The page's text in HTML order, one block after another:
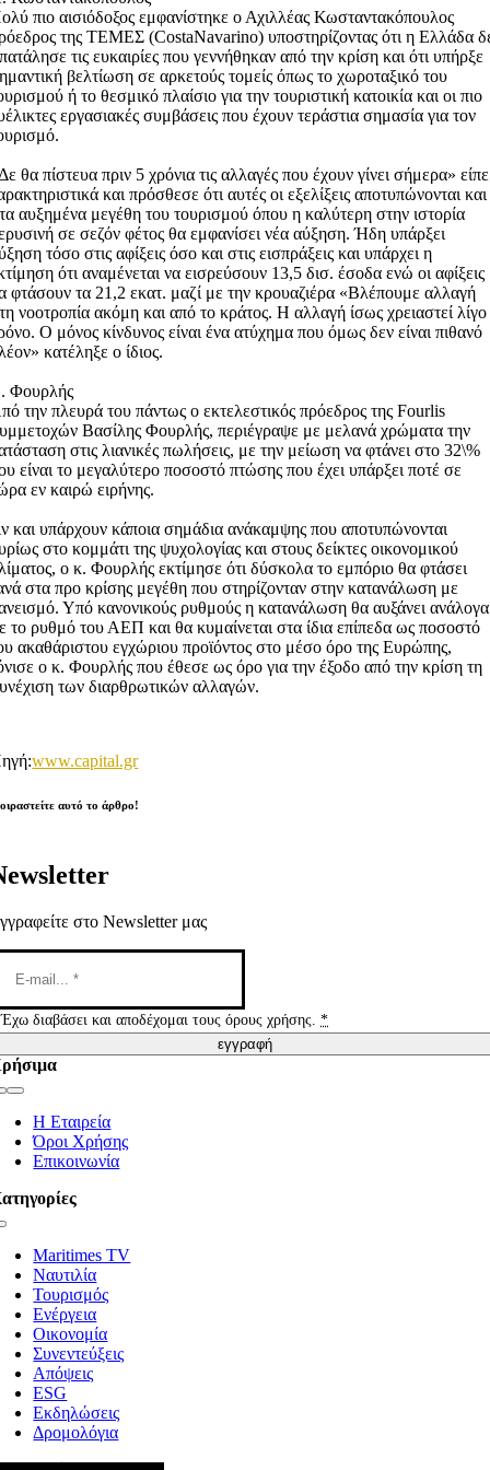
πιο αισιόδοξος εμφανίστηκε ο Αχιλλέας Κωσταντακόπουλος
της ΤΕΜΕΣ (CostaNavarino) υποστηρίζοντας ότι η Ελλάδα
τις ευκαιρίες που γεννήθηκαν από την κρίση και ότι υπήρξε
βελτίωση σε αρκετούς τομείς όπως το χωροταξικό του
ή το θεσμικό πλαίσιο για την τουριστική κατοικία και οι πιο
εργασιακές συμβάσεις που έχουν τεράστια σημασία για τον
θα πίστευα πριν 5 χρόνια τις αλλαγές που έχουν γίνει σήμερα» είπε
και πρόσθεσε ότι αυτές οι εξελίξεις αποτυπώνονται και
αυξημένα μεγέθη του τουρισμού όπου η καλύτερη στην ιστορία
σε σεζόν φέτος θα εμφανίσει νέα αύξηση. Ήδη υπάρξει
τόσο στις αφίξεις όσο και στις εισπράξεις και υπάρχει η
ότι αναμένεται να εισρεύσουν 13,5 δισ. έσοδα ενώ οι αφίξεις
φτάσουν τα 21,2 εκατ. μαζί με την κρουαζιέρα «Βλέπουμε αλλαγή
νοοτροπία ακόμη και από το κράτος. Η αλλαγή ίσως χρειαστεί λίγο
Ο μόνος κίνδυνος είναι ένα ατύχημα που όμως δεν είναι πιθανό
κατέληξε ο ίδιος.
Φουρλής
την πλευρά του πάντως ο εκτελεστικός πρόεδρος της Fourlis
Βασίλης Φουρλής, περιέγραψε με μελανά χρώματα την
στις λιανικές πωλήσεις, με την μείωση να φτάνει στο 32\%
είναι το μεγαλύτερο ποσοστό πτώσης που έχει υπάρξει ποτέ σε
εν καιρώ ειρήνης.
και υπάρχουν κάποια σημάδια ανάκαμψης που αποτυπώνονται
στο κομμάτι της ψυχολογίας και στους δείκτες οικονομικού
ο κ. Φουρλής εκτίμησε ότι δύσκολα το εμπόριο θα φτάσει
στα προ κρίσης μεγέθη που στηρίζονταν στην κατανάλωση με
Υπό κανονικούς ρυθμούς η κατανάλωση θα αυξάνει ανάλογα
το ρυθμό του ΑΕΠ και θα κυμαίνεται στα ίδια επίπεδα ως ποσοστό
ακαθάριστου εγχώριου προϊόντος στο μέσο όρο της Ευρώπης,
ο κ. Φουρλής που έθεσε ως όρο για την έξοδο από την κρίση τη
των διαρθρωτικών αλλαγών.
www.capital.gr
αυτό το άρθρο!
στο Newsletter μας
Έχω διαβάσει και αποδέχομαι τους όρους χρήσης.*
εγγραφή
Η Εταιρεία
Όροι Χρήσης
Επικοινωνία
Maritimes TV
Ναυτιλία
Τουρισμός
Ενέργεια
Οικονομία
Συνεντεύξεις
Απόψεις
ESG
Εκδηλώσεις
Δρομολόγια